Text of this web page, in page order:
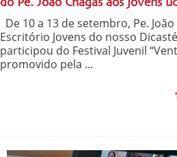
do Pe. João Chagas aos jovens
De 10 a 13 de setembro, Pe.
Escritório Jovens do nosso
participou do Festival Juvenil
promovido pela ...